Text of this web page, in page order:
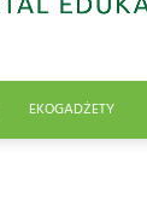
EKOGADŻETY